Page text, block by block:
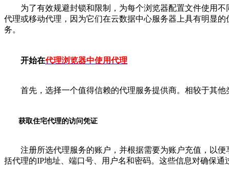
为了有效规避封锁和限制，为每个浏览器配置文件使用不
代理或移动代理，因为它们在云数据中心服务器上具有明显
务。
开始在代理浏览器中使用代理
首先，选择一个值得信赖的代理服务提供商。相较于其他
获取住宅代理的访问凭证
注册所选代理服务的账户，并根据需要为账户充值，以便
括代理的IP地址、端口号、用户名和密码。这些信息对确保通